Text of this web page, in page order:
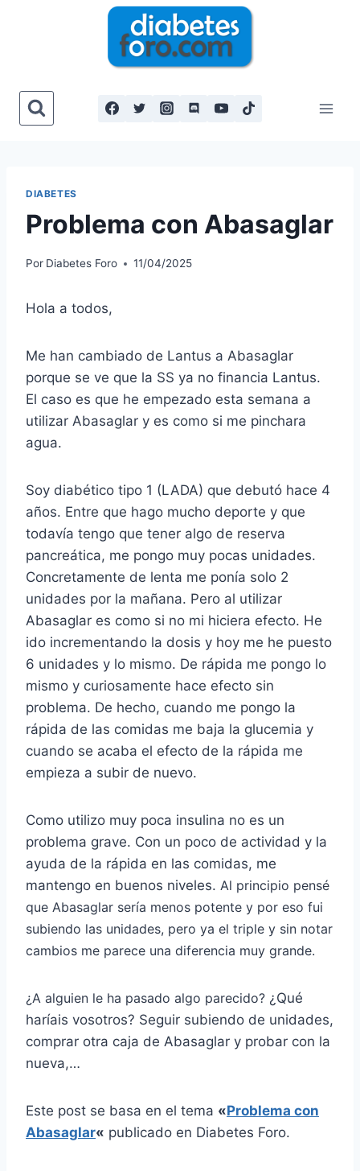
DIABETES
Problema con Abasaglar
Por Diabetes Foro 11/04/2025
Hola a todos,
Me han cambiado de Lantus a Abasaglar
porque se ve que la SS ya no financia Lantus.
El caso es que he empezado esta semana a
utilizar Abasaglar y es como si me pinchara
agua.
Soy diabético tipo 1 (LADA) que debutó hace 4
años. Entre que hago mucho deporte y que
todavía tengo que tener algo de reserva
pancreática, me pongo muy pocas unidades.
Concretamente de lenta me ponía solo 2
unidades por la mañana. Pero al utilizar
Abasaglar es como si no mi hiciera efecto. He
ido incrementando la dosis y hoy me he puesto
6 unidades y lo mismo. De rápida me pongo lo
mismo y curiosamente hace efecto sin
problema. De hecho, cuando me pongo la
rápida de las comidas me baja la glucemia y
cuando se acaba el efecto de la rápida me
empieza a subir de nuevo.
Como utilizo muy poca insulina no es un
problema grave. Con un poco de actividad y la
ayuda de la rápida en las comidas, me
mantengo en buenos niveles. Al principio pensé
que Abasaglar sería menos potente y por eso fui
subiendo las unidades, pero ya el triple y sin notar
cambios me parece una diferencia muy grande.
¿A alguien le ha pasado algo parecido? ¿Qué
haríais vosotros? Seguir subiendo de unidades,
comprar otra caja de Abasaglar y probar con la
nueva,…
Este post se basa en el tema «Problema con
Abasaglar« publicado en Diabetes Foro.